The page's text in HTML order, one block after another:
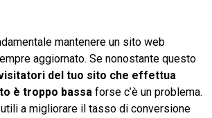
mantenere un sito web
aggiornato. Se nonostante questo
del tuo sito che effettua
è troppo bassa forse c’è un problema.
a migliorare il tasso di conversione